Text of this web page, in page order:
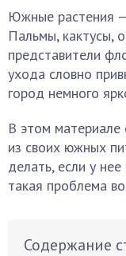
Южные растения
Пальмы, кактусы,
представители
ухода словно
город немного
В этом
из своих южных
делать, если у
такая проблема
Содержание